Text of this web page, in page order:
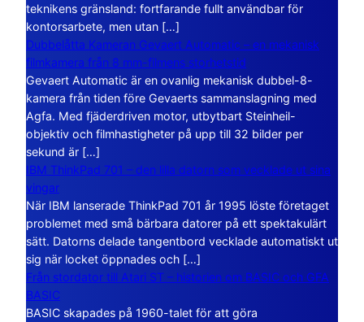
teknikens gränsland: fortfarande fullt användbar för
kontorsarbete, men utan […]
Dubbelåtta Kameran Gevaert Automatic – en mekanisk
filmkamera från 8 mm-filmens storhetstid
Gevaert Automatic är en ovanlig mekanisk dubbel-8-
kamera från tiden före Gevaerts sammanslagning med
Agfa. Med fjäderdriven motor, utbytbart Steinheil-
objektiv och filmhastigheter på upp till 32 bilder per
sekund är […]
IBM ThinkPad 701 – den lilla datorn som vecklade ut sina
vingar
När IBM lanserade ThinkPad 701 år 1995 löste företaget
problemet med små bärbara datorer på ett spektakulärt
sätt. Datorns delade tangentbord vecklade automatiskt ut
sig när locket öppnades och […]
Från stordator till Atari ST – historien om BASIC och GFA
BASIC
BASIC skapades på 1960-talet för att göra